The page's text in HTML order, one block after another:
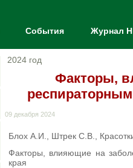
События Журнал
2024 год
Факторы,
09 декабря 2024
Блох А.И., Штрек С.В.,
Факторы, влияющие на
края